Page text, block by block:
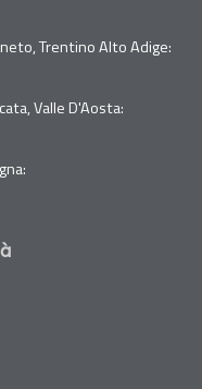
Trentino Alto Adige:
Valle D'Aosta: